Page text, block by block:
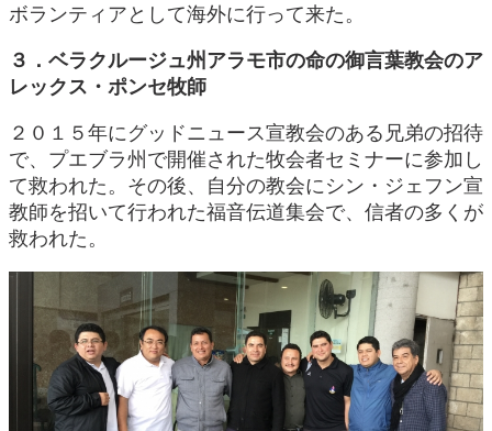
ボランティアとして海外に行って来た。
３．ベラクルージュ州アラモ市の命の御言葉教会のア
レックス・ポンセ牧師
２０１５年にグッドニュース宣教会のある兄弟の招待
で、プエブラ州で開催された牧会者セミナーに参加し
て救われた。その後、自分の教会にシン・ジェフン宣
教師を招いて行われた福音伝道集会で、信者の多くが
救われた。